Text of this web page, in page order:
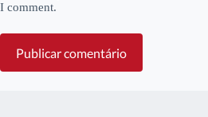
I comment.
Publicar comentário